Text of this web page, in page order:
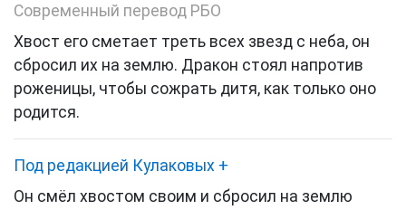
Современный перевод РБО
Хвост его сметает треть всех звезд с неба, он
сбросил их на землю. Дракон стоял напротив
роженицы, чтобы сожрать дитя, как только оно
родится.
Под редакцией Кулаковых +
Он смёл хвостом своим и сбросил на землю